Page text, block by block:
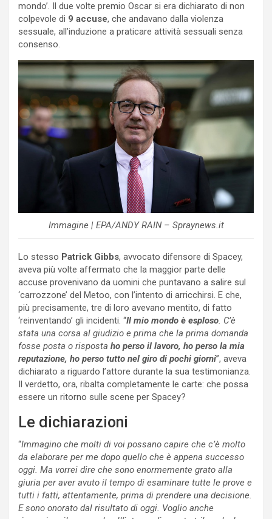
mondo’. Il due volte premio Oscar si era dichiarato di non
colpevole di 9 accuse, che andavano dalla violenza
sessuale, all’induzione a praticare attività sessuali senza
consenso.
Immagine | EPA/ANDY RAIN – Spraynews.it
Lo stesso Patrick Gibbs, avvocato difensore di Spacey,
aveva più volte affermato che la maggior parte delle
accuse provenivano da uomini che puntavano a salire sul
‘carrozzone’ del Metoo, con l’intento di arricchirsi. E che,
più precisamente, tre di loro avevano mentito, di fatto
‘reinventando’ gli incidenti. “Il mio mondo è esploso. C’è
stata una corsa al giudizio e prima che la prima domanda
fosse posta o risposta ho perso il lavoro, ho perso la mia
reputazione, ho perso tutto nel giro di pochi giorni”, aveva
dichiarato a riguardo l’attore durante la sua testimonianza.
Il verdetto, ora, ribalta completamente le carte: che possa
essere un ritorno sulle scene per Spacey?
Le dichiarazioni
“Immagino che molti di voi possano capire che c’è molto
da elaborare per me dopo quello che è appena successo
oggi. Ma vorrei dire che sono enormemente grato alla
giuria per aver avuto il tempo di esaminare tutte le prove e
tutti i fatti, attentamente, prima di prendere una decisione.
E sono onorato dal risultato di oggi. Voglio anche